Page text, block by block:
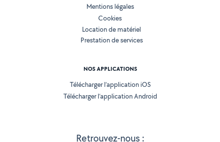
Retrouvez-nous :
Mentions légales
Cookies
Location de matériel
Prestation de services
NOS APPLICATIONS
Télécharger l’application iOS
Télécharger l’application Android